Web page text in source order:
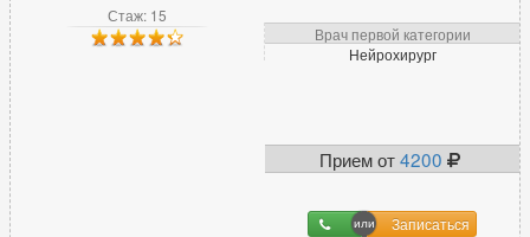
617
334
Стаж: 15
Врач первой категории
Нейрохирург
Прием от4200
Записаться